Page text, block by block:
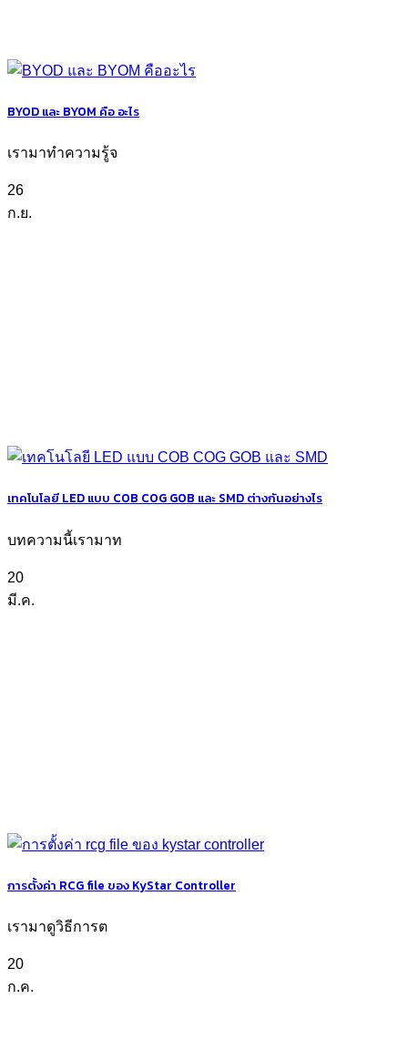
BYOD และ BYOM คือ อะไร
เรามาทำความรู้จ
26
ก.ย.
เทคโนโลยี LED แบบ COB COG GOB และ SMD ต่างกันอย่างไร
บทความนี้เรามาท
20
มี.ค.
การตั้งค่า RCG file ของ KyStar Controller
เรามาดูวิธีการต
20
ก.ค.